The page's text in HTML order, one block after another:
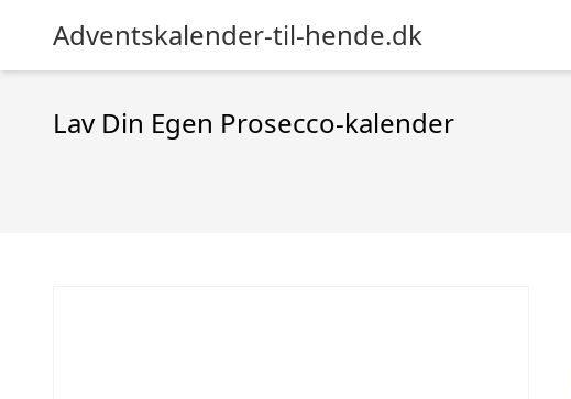
Adventskalender-til-hende.dk
Lav Din Egen Prosecco-kalender